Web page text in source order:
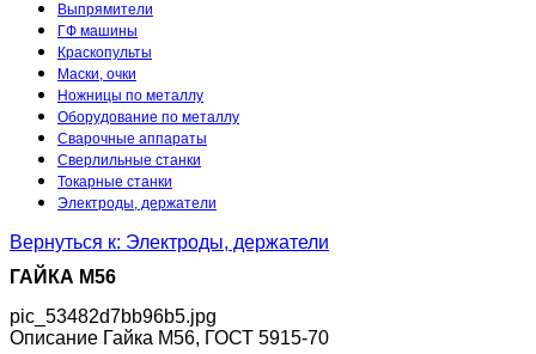
Выпрямители
ГФ машины
Краскопульты
Маски, очки
Ножницы по металлу
Оборудование по металлу
Сварочные аппараты
Сверлильные станки
Токарные станки
Электроды, держатели
Вернуться к: Электроды, держатели
ГАЙКА М56
pic_53482d7bb96b5.jpg
Описание Гайка М56, ГОСТ 5915-70